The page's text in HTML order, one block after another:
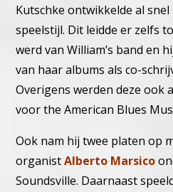
Kutschke ontwikkelde al
speelstijl. Dit leidde er zelfs
werd van William’s band en
van haar albums als co-
Overigens werden deze ook
voor the American Blues
Ook nam hij twee platen op
organistAlberto Marsico
Soundsville. Daarnaast